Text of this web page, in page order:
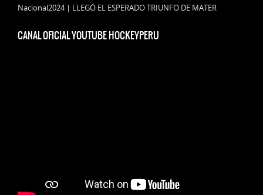
Nacional2024 | LLEGÓ EL ESPERADO TRIUNFO DE MATER
CANAL OFICIAL YOUTUBE HOCKEYPERU